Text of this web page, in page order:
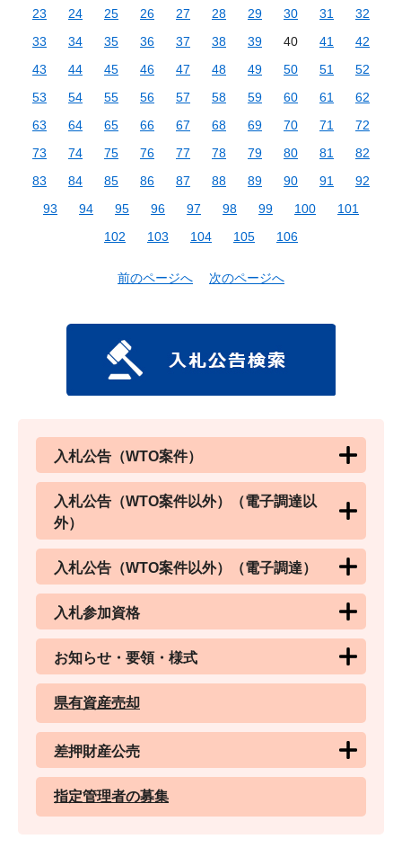
23
24 25 26 27 28 29 30 31
32
33
34 35 36 37 38 39 40 41
42
43
44 45 46 47 48 49 50 51
52
53
54 55 56 57 58 59 60 61
62
63
64 65 66 67 68 69 70 71
72
73
74 75 76 77 78 79 80 81
82
83
84 85 86 87 88 89 90 91
92
93
94 95 96 97 98 99 100
101
102
103 104 105 106
前のページへ 次のページへ
入札公告（WTO案件）
入札公告（WTO案件以外）（電子調達以
外）
入札公告（WTO案件以外）（電子調達）
入札参加資格
お知らせ・要領・様式
県有資産売却
差押財産公売
指定管理者の募集